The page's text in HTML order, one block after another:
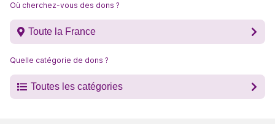
Où cherchez-vous des dons ?
Toute la France
Quelle catégorie de dons ?
Toutes les catégories